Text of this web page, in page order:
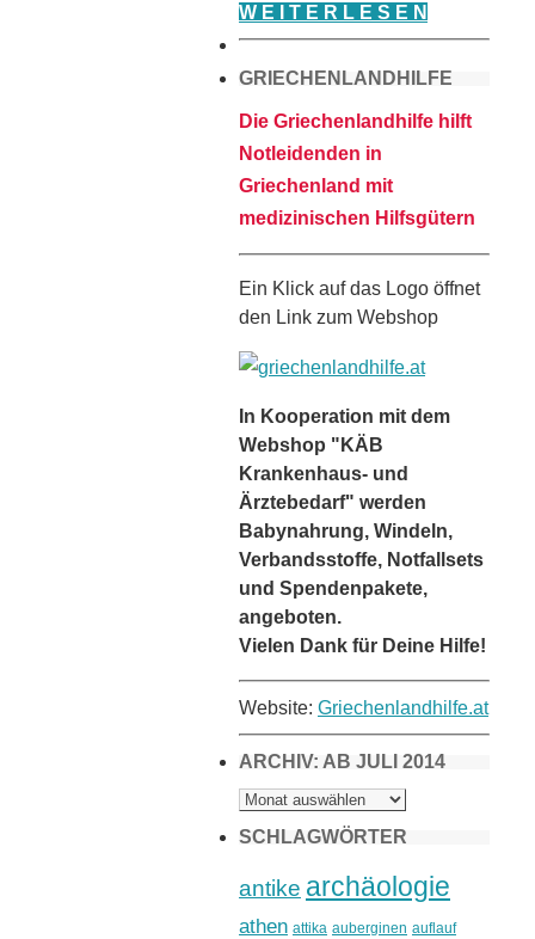
W E I T E R L E S E N
GRIECHENLANDHILFE
Die Griechenlandhilfe hilft
Notleidenden in
Griechenland mit
medizinischen Hilfsgütern
Ein Klick auf das Logo öffnet
den Link zum Webshop
In Kooperation mit dem
Webshop "KÄB
Krankenhaus- und
Ärztebedarf" werden
Babynahrung, Windeln,
Verbandsstoffe, Notfallsets
und Spendenpakete,
angeboten.
Vielen Dank für Deine Hilfe!
Website: Griechenlandhilfe.at
ARCHIV: AB JULI 2014
ARCHIV:
AB
2014
SCHLAGWÖRTER
antike archäologie
athen attika auberginen auflauf